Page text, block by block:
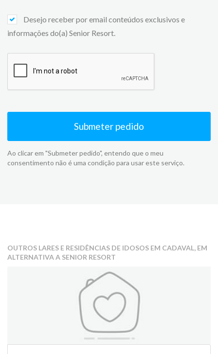
Desejo receber por email conteúdos exclusivos e
informações do(a) Senior Resort.
Submeter pedido
Ao clicar em "Submeter pedido", entendo que o meu
consentimento não é uma condição para usar este serviço.
OUTROS LARES E RESIDÊNCIAS DE IDOSOS EM CADAVAL, EM
ALTERNATIVA A SENIOR RESORT